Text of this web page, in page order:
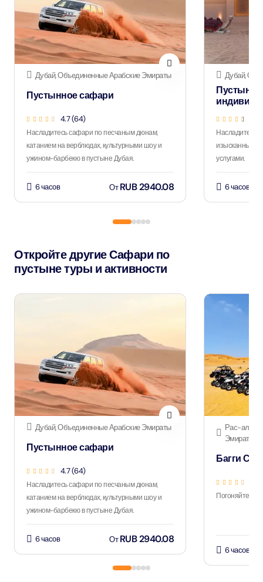
Дубай, Объединенные Арабские Эмираты
Пустынное сафари
4.7 (64)
Насладитесь сафари по песчаным дюнам,
катанием на верблюдах, культурными шоу и
ужином-барбекю в пустыне Дубая.
6 часов ОтRUB 2940.08
Дубай,
Насладитесь
изысканным
услугами.
6 часов
Откройте другие Сафари по
пустыне туры и активности
Дубай, Объединенные Арабские Эмираты
Пустынное сафари
4.7 (64)
Насладитесь сафари по песчаным дюнам,
катанием на верблюдах, культурными шоу и
ужином-барбекю в пустыне Дубая.
6 часов ОтRUB 2940.08
Рас-аль-
Эмираты
Багги
Погоняйте на
6 часов